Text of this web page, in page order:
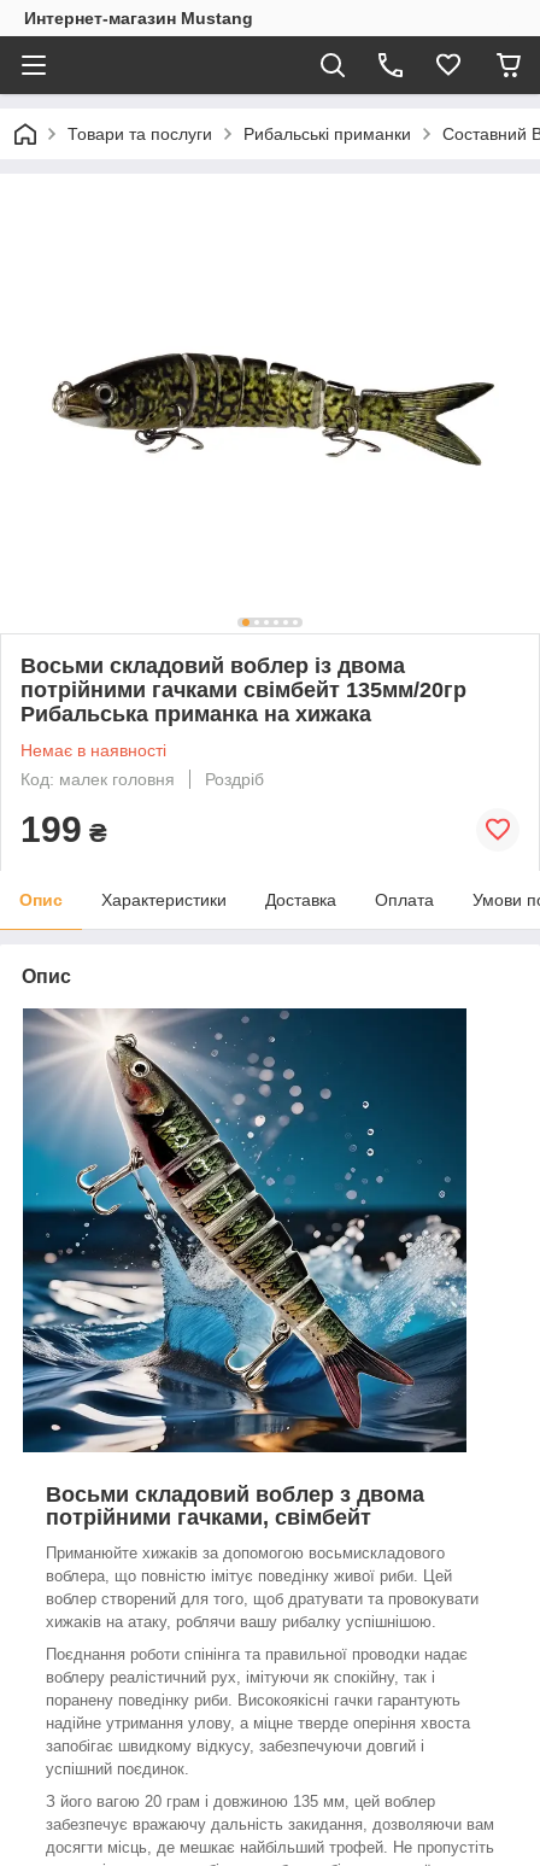
Интернет-магазин Mustang
Товари та послуги Рибальські приманки Составний
Восьми складовий воблер із двома
потрійними гачками свімбейт 135мм/20гр
Рибальська приманка на хижака
Немає в наявності
Код: малек головня
Роздріб
199 ₴
Опис Характеристики Доставка Оплата Умови
Опис
Восьми складовий воблер з двома
потрійними гачками, свімбейт
Приманюйте хижаків за допомогою восьмискладового
воблера, що повністю імітує поведінку живої риби. Цей
воблер створений для того, щоб дратувати та провокувати
хижаків на атаку, роблячи вашу рибалку успішнішою.
Поєднання роботи спінінга та правильної проводки надає
воблеру реалістичний рух, імітуючи як спокійну, так і
поранену поведінку риби. Високоякісні гачки гарантують
надійне утримання улову, а міцне тверде оперіння хвоста
запобігає швидкому відкусу, забезпечуючи довгий і
успішний поєдинок.
З його вагою 20 грам і довжиною 135 мм, цей воблер
забезпечує вражаючу дальність закидання, дозволяючи вам
досягти місць, де мешкає найбільший трофей. Не пропустіть